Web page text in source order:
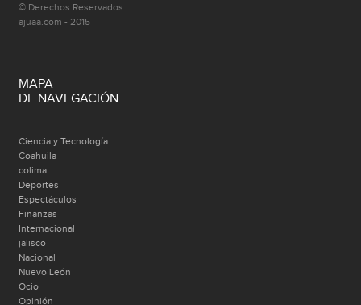
© Derechos Reservados
ajuaa.com - 2015
MAPA
DE NAVEGACIÓN
Ciencia y Tecnología
Coahuila
colima
Deportes
Espectáculos
Finanzas
Internacional
jalisco
Nacional
Nuevo León
Ocio
Opinión